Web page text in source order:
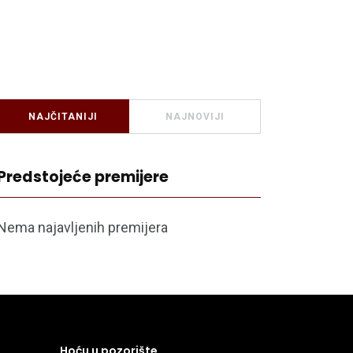
NAJČITANIJI NAJNOVIJI
premijere
najavljenih premijera